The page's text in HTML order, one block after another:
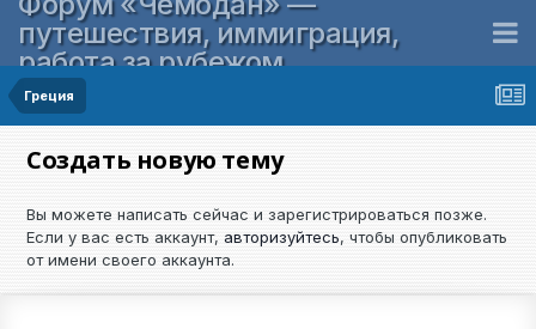
путешествия, иммиграция,
работа за рубежом
Греция
Создать новую тему
Вы можете написать сейчас и зарегистрироваться позже.
Если у вас есть аккаунт, авторизуйтесь, чтобы опубликовать
от имени своего аккаунта.